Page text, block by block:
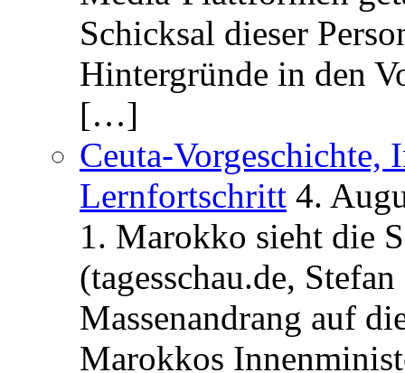
Schicksal dieser
Hintergründe in den
[…]
Ceuta-Vorgeschichte,
Lernfortschritt 4.
1. Marokko sieht die
(tagesschau.de,
Massenandrang auf
Marokkos